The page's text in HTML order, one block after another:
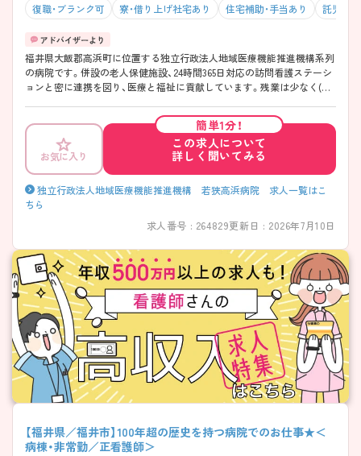
復職・ブランク可 寮・借り上げ社宅あり 住宅補助・手当あり 託児所
福井県大飯郡高浜町に位置する独立行政法人地域医療機能推進機構系列
の病院です。併設の老人保健施設、24時間365日対応の訪問看護ステーシ
ョンと密に連携を図り、医療と福祉に貢献しています。残業は少なく(療
があります。教育の面では、プリセプターシップ、集合研修、フォローア
ップ研修など充実した教育環境が整っています。JR小浜線の最寄り駅よ
り徒歩圏内、マイカー通勤も可能ですので通勤に便利です。 ご興味ある
方には、面接対策ポイントなど、さらに詳細をお話しいたしますのでお気
軽にご相談ください。 【福井県大飯郡】年間休日120日以上★寮・託児所あ
り病院求人
お気に入り
簡単1分！
この求人について
詳しく聞いてみる
独立行政法人地域医療機能推進機構 若狭高浜病院 求人一覧はこ
ちら
求人番号 : 264829更新日 : 2026年7月10日
【福井県／福井市】100年超の歴史を持つ病院でのお仕事★＜
病棟・非常勤／正看護師＞